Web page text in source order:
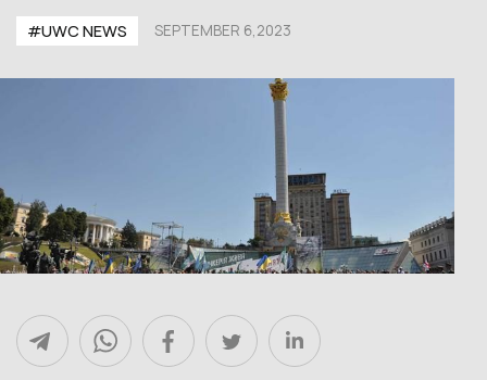
#UWС NEWS SEPTEMBER 6,2023